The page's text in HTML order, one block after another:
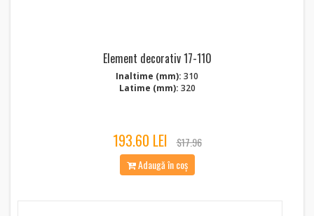
Element decorativ 17-110
Inaltime (mm): 310
Latime (mm): 320
193.60 LEI
$17.96
Adaugă în coș